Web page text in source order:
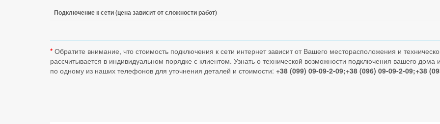
Подключение к сети (цена зависит от сложности работ)
* Обратите внимание, что стоимость подключения к сети интернет зависит от Вашего месторасположения и
рассчитывается в индивидуальном порядке с клиентом. Узнать о технической возможности подключения вашего дома
по одному из наших телефонов для уточнения деталей и стоимости: +38 (099) 09-09-2-09;+38 (096) 09-09-2-09;+38